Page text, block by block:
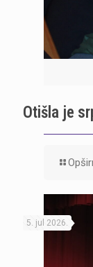
Otišla je
5. jul 2026.